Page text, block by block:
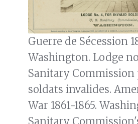
Guerre de Sécession
Washington. Lodge
Sanitary Commission
soldats invalides.
War 1861-1865.
Sanitary